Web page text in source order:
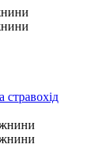
стравохід